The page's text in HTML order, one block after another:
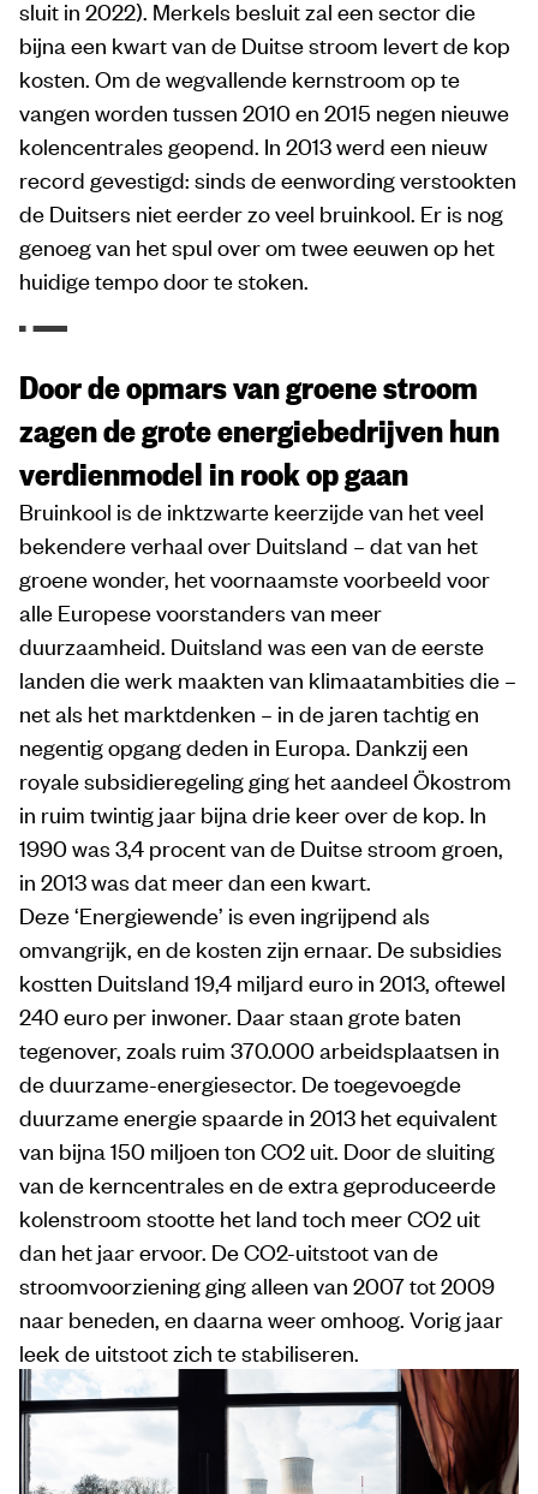
sluit in 2022). Merkels besluit zal een sector die
bijna een kwart van de Duitse stroom levert de kop
kosten. Om de wegvallende kernstroom op te
vangen worden tussen 2010 en 2015 negen nieuwe
kolencentrales geopend. In 2013 werd een nieuw
record gevestigd: sinds de eenwording verstookten
de Duitsers niet eerder zo veel bruinkool. Er is nog
genoeg van het spul over om twee eeuwen op het
huidige tempo door te stoken.
Door de opmars van groene stroom
zagen de grote energiebedrijven hun
verdienmodel in rook op gaan
Bruinkool is de inktzwarte keerzijde van het veel
bekendere verhaal over Duitsland – dat van het
groene wonder, het voornaamste voorbeeld voor
alle Europese voorstanders van meer
duurzaamheid. Duitsland was een van de eerste
landen die werk maakten van klimaat­ambities die –
net als het marktdenken – in de jaren tachtig en
negentig opgang deden in Europa. Dankzij een
royale subsidieregeling ging het aandeel Ökostrom
in ruim twintig jaar bijna drie keer over de kop. In
1990 was 3,4 procent van de Duitse stroom groen,
in 2013 was dat meer dan een kwart.
Deze ‘Energiewende’ is even ingrijpend als
omvangrijk, en de kosten zijn ernaar. De subsidies
kostten Duitsland 19,4 miljard euro in 2013, oftewel
240 euro per inwoner. Daar staan grote baten
tegenover, zoals ruim 370.000 arbeidsplaatsen in
de duurzame-energiesector. De toegevoegde
duurzame energie spaarde in 2013 het equivalent
van bijna 150 miljoen ton CO2 uit. Door de sluiting
van de kerncentrales en de extra geproduceerde
kolenstroom stootte het land toch meer CO2 uit
dan het jaar ervoor. De CO2-uitstoot van de
stroomvoorziening ging alleen van 2007 tot 2009
naar beneden, en daarna weer omhoog. Vorig jaar
leek de uitstoot zich te stabiliseren.